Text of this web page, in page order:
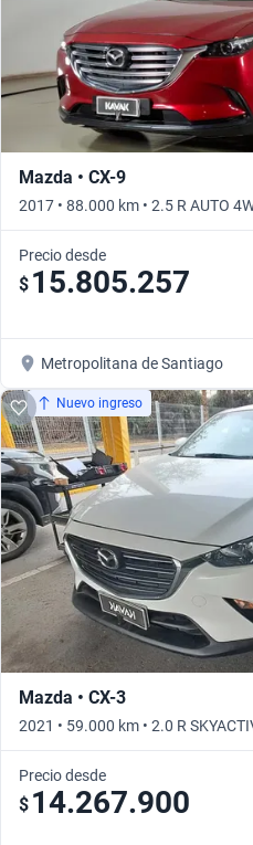
Mazda • CX-9
2017 • 88.000 km • 2.5 R AUTO
Precio desde
$ 15.805.257
Metropolitana de Santiago
Nuevo ingreso
Mazda • CX-3
2021 • 59.000 km • 2.0 R
Precio desde
$ 14.267.900